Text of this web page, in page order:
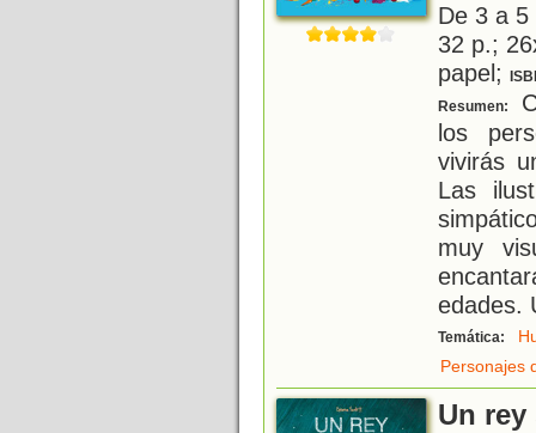
De 3 a
32 p.;
papel;
Resumen:
los
vivirás
Las
muy
edades.
Temática:
Personajes
Un